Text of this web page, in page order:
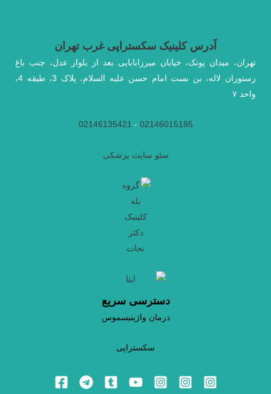
آدرس کلینیک سکستراپی غرب تهران
تهران، میدان پونک، خیابان میرزابابایی بعد از بلوار عدل، جنب باغ
رستوران لاله، بن بست امام حسن علیه السلام، پلاک 3، طبقه 4،
واحد ۷
02146015185
-
02146135421
سئو سایت پزشکی
دسترسی سریع
درمان واژینیسموس
سکستراپی